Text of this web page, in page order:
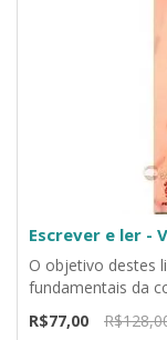
Escrever e ler -
O objetivo destes
fundamentais da
R$77,00